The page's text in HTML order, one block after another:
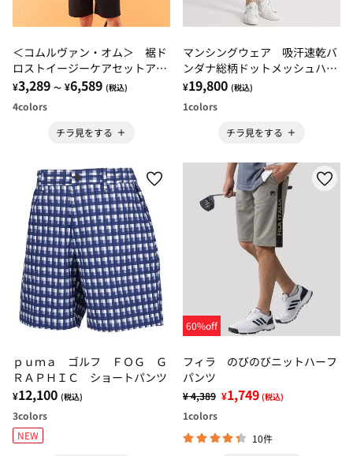
＜コムルヴァン・オム＞ 裾ド
ロストイージーケアセットアッ
プ・パンツ
¥3,289 ～ ¥6,589 (税込)
4colors
チラ見をする
マンシングウェア 吸汗速乾バ
ンダナ総柄ドットメッシュハー
フパンツ
¥19,800 (税込)
1colors
チラ見をする
ｐｕｍａ ゴルフ ＦＯＧ Ｇ
ＲＡＰＨＩＣ ショートパンツ
¥12,100 (税込)
3colors
NEW
60%off
フィラ のびのびニットハーフ
パンツ
¥ 4,389 ¥1,749 (税込)
1colors
10件